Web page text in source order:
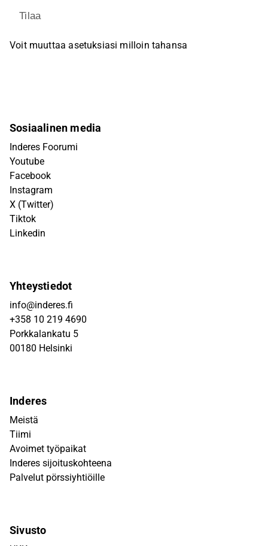
Tilaa
Voit muuttaa asetuksiasi milloin tahansa
Sosiaalinen media
Inderes Foorumi
Youtube
Facebook
Instagram
X (Twitter)
Tiktok
Linkedin
Yhteystiedot
info@inderes.fi
+358 10 219 4690
Porkkalankatu 5
00180 Helsinki
Inderes
Meistä
Tiimi
Avoimet työpaikat
Inderes sijoituskohteena
Palvelut pörssiyhtiöille
Sivusto